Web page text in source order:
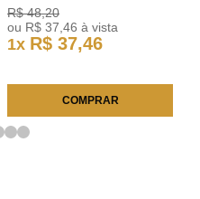
R$ 48,20
ou R$ 37 46 à vista
1x R$ 37,46
COMPRAR